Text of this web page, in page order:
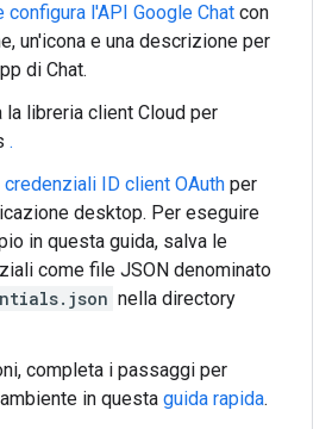
configura l'API Google Chat con
un'icona e una descrizione per
di Chat.
la libreria client Cloud per
.
credenziali ID client OAuth per
desktop. Per eseguire
in questa guida, salva le
come file JSON denominato
nella directory
completa i passaggi per
in questa guida rapida.